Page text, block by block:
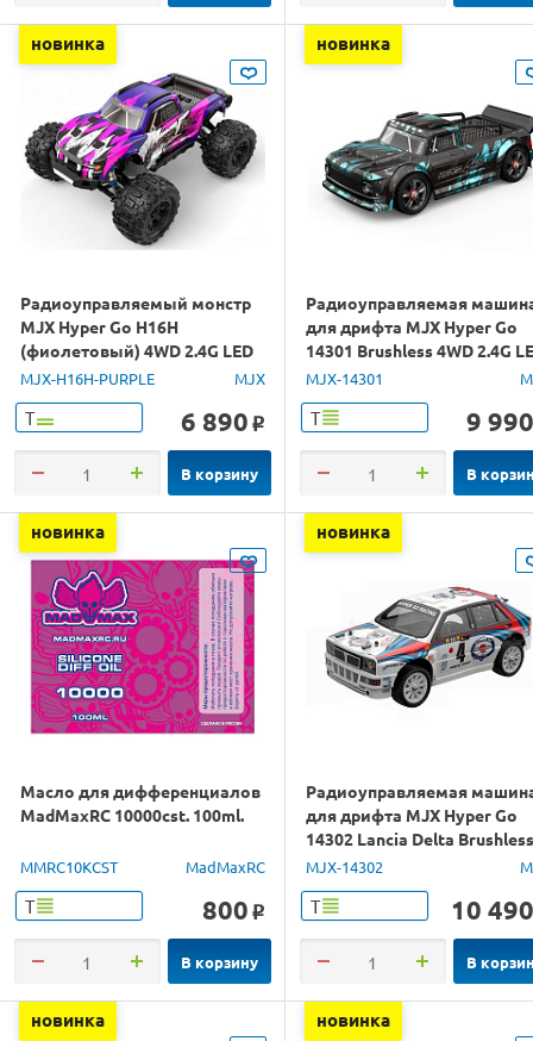
новинка
Радиоуправляемый монстр
MJX Hyper Go H16H
(фиолетовый) 4WD 2.4G LED
GPS 1/16 RTR
MJX-H16H-PURPLE MJX
Т 6 890 o
В корзину
новинка
Радиоуправляемая
для дрифта MJX Hyper Go
14301 Brushless 4WD 2.4G
1/14 RTR
MJX-14301
Т 9 990
В
новинка
Масло для дифференциалов
MadMaxRC 10000cst. 100ml.
MMRC10KCST MadMaxRC
Т 800 o
В корзину
новинка
Радиоуправляемая
для дрифта MJX Hyper Go
14302 Lancia Delta Brushless
4WD 2.4G LED 1/14 RTR
MJX-14302
Т 10 490
В
новинка новинка